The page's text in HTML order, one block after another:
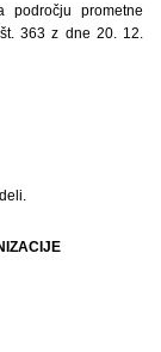
področju prometne
363 z dne 20. 12.